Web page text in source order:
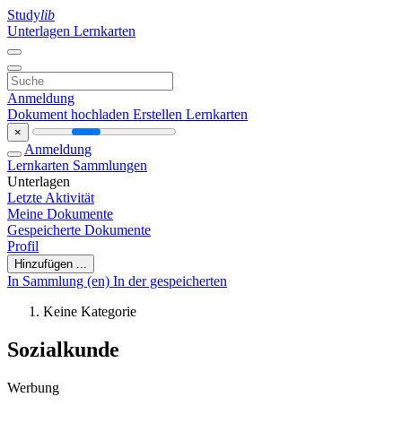
Studylib
Unterlagen Lernkarten
Anmeldung
Dokument hochladen Erstellen Lernkarten
×
Anmeldung
Lernkarten Sammlungen
Unterlagen
Letzte Aktivität
Meine Dokumente
Gespeicherte Dokumente
Profil
Hinzufügen ...
In Sammlung (en) In der gespeicherten
Keine Kategorie
Sozialkunde
Werbung